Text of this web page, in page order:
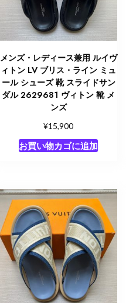
メンズ・レディース兼用 ルイヴ
ィトン LV ブリス・ライン ミュ
ール シューズ 靴 スライドサン
ダル 2629681 ヴィトン 靴 メ
ンズ
¥15,900
お買い物カゴに追加